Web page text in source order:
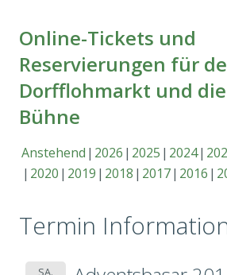
Online-Tickets und
Reservierungen für
Dorfflohmarkt und
Bühne
Anstehend 2026 2025 2024
2020 2019 2018 2017 2016
Termin
SA.